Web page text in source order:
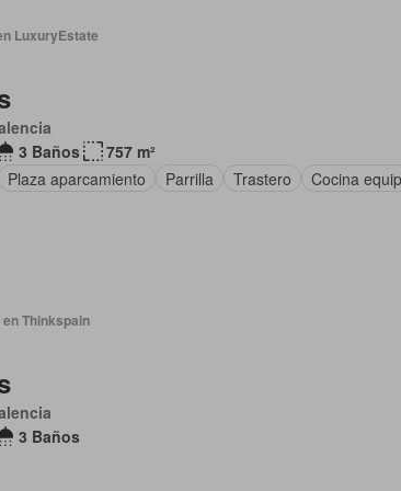
LuxuryEstate
3 Baños
757 m²
Plaza aparcamiento Parrilla Trastero Cocina
Thinkspain
3 Baños